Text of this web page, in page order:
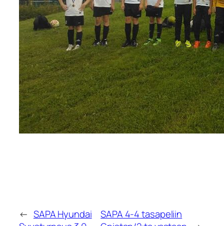
← SAPA Hyundai
SAPA 4-4 tasapeliin